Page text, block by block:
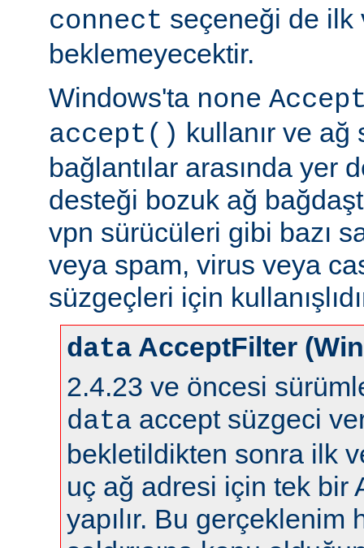
connect seçeneği de ilk
beklemeyecektir.
Windows'ta none
accept() kullanır ve ağ
bağlantılar arasında yer
desteği bozuk ağ
vpn sürücüleri gibi bazı
veya spam, virus veya
süzgeçleri için
data AcceptFilter
2.4.23 ve öncesi
data accept süzgeci
bekletildikten sonra ilk
uç ağ adresi için tek bir
yapılır. Bu gerçeklenim